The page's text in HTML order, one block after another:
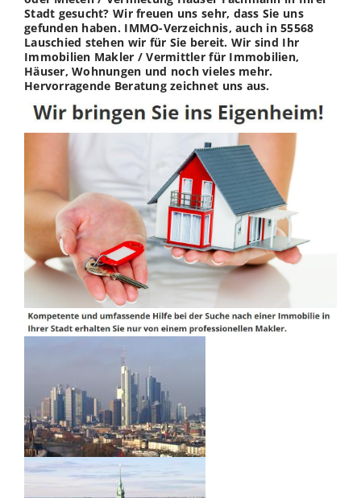
Stadt gesucht? Wir freuen uns sehr, dass Sie uns
gefunden haben. IMMO-Verzeichnis, auch in 55568
Lauschied stehen wir für Sie bereit. Wir sind Ihr
Immobilien Makler / Vermittler für Immobilien,
Häuser, Wohnungen und noch vieles mehr.
Hervorragende Beratung zeichnet uns aus.